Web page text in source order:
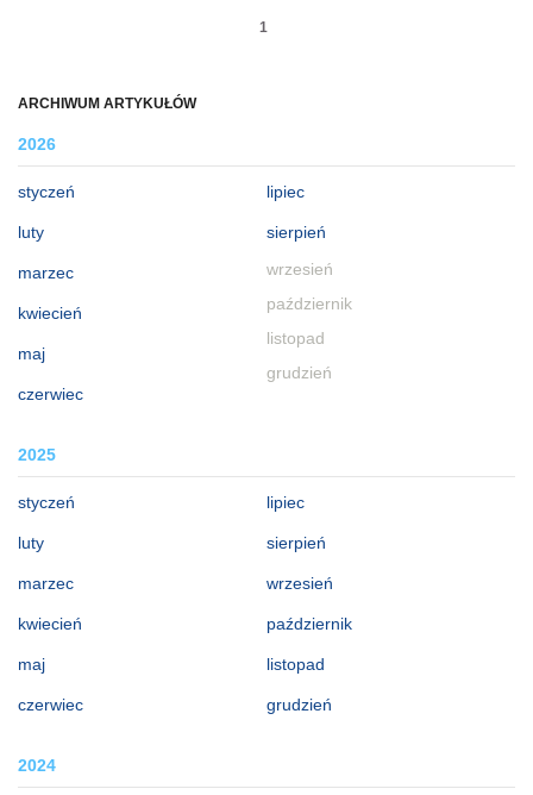
ARCHIWUM ARTYKUŁÓW
2026
styczeń
luty
marzec
kwiecień
maj
czerwiec
lipiec
sierpień
wrzesień
październik
listopad
grudzień
2025
styczeń
luty
marzec
kwiecień
maj
czerwiec
lipiec
sierpień
wrzesień
październik
listopad
grudzień
2024
1